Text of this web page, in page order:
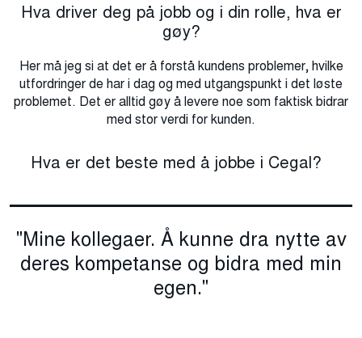
Hva driver deg på jobb og i din rolle, hva er
gøy?
Her må jeg si at det er å forstå kundens problemer, hvilke
utfordringer de har i dag og med utgangspunkt i det løste
problemet. Det er alltid gøy å levere noe som faktisk bidrar
med stor verdi for kunden.
Hva er det beste med å jobbe i Cegal?
"Mine kollegaer. Å kunne dra nytte av
deres kompetanse og bidra med min
egen."